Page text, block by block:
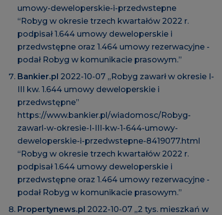
umowy-deweloperskie-i-przedwstepne
“Robyg w okresie trzech kwartałów 2022 r.
podpisał 1.644 umowy deweloperskie i
przedwstępne oraz 1.464 umowy rezerwacyjne -
podał Robyg w komunikacie prasowym.”
Bankier.pl 2022-10-07 „Robyg zawarł w okresie I-
III kw. 1.644 umowy deweloperskie i
przedwstępne”
https://www.bankier.pl/wiadomosc/Robyg-
zawarl-w-okresie-I-III-kw-1-644-umowy-
deweloperskie-i-przedwstepne-8419077.html
“Robyg w okresie trzech kwartałów 2022 r.
podpisał 1.644 umowy deweloperskie i
przedwstępne oraz 1.464 umowy rezerwacyjne -
podał Robyg w komunikacie prasowym.”
Propertynews.pl 2022-10-07 „2 tys. mieszkań w